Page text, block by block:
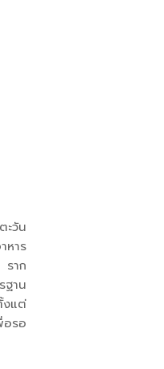
ะวัน
หาร
ราก
าน
งแต่
อรอ